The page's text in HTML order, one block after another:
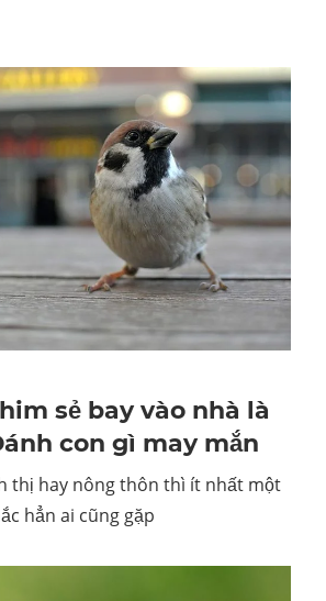
sẻ bay vào nhà là
con gì may mắn
thị hay nông thôn thì ít nhất một
hẳn ai cũng gặp